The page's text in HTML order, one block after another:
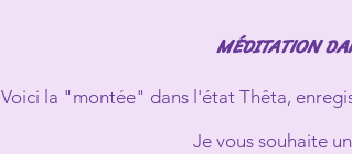
MÉDITATION
Voici la "montée" dans l'état Thêta,
Je vous souhaite